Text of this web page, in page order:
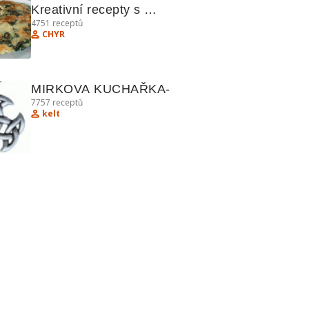
Kreativní recepty s
brambory, masem a koláči
4751 receptů
CHYR
MIRKOVA KUCHAŘKA-
7757 receptů
kelt